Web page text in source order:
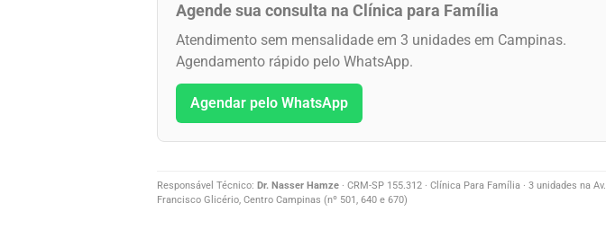
Agende sua consulta na Clínica para Família
Atendimento sem mensalidade em 3 unidades em Campinas.
Agendamento rápido pelo WhatsApp.
Agendar pelo WhatsApp
Responsável Técnico: Dr. Nasser Hamze · CRM-SP 155.312 · Clínica Para Família · 3 unidades na Av.
Francisco Glicério, Centro Campinas (nº 501, 640 e 670)